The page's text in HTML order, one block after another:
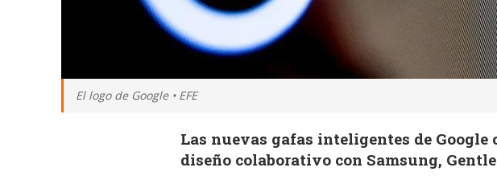
El logo de Google • EFE
Las nuevas gafas inteligentes de
diseño colaborativo con Samsung,